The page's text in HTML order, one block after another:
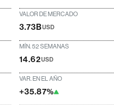
VALOR DE MERCADO
3.73BUSD
MÍN. 52 SEMANAS
14.62USD
VAR. EN EL AÑO
+35.87%